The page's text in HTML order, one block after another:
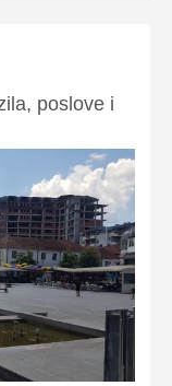
poslove i